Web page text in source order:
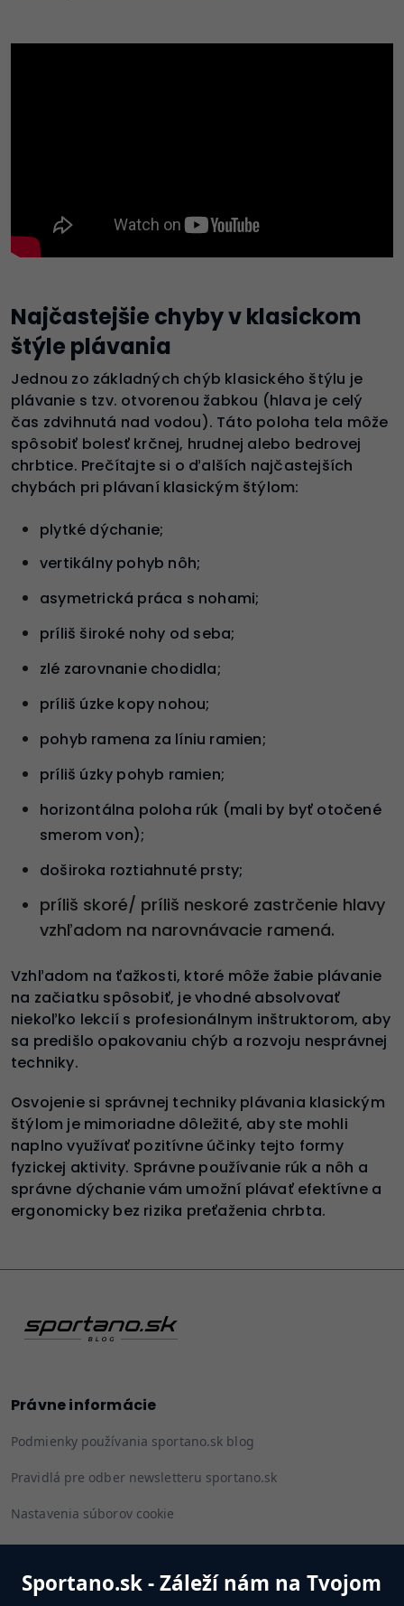
Sportano.sk - Záleží nám na Tvojom
Najčastejšie chyby v klasickom
štýle plávania
Jednou zo základných chýb klasického štýlu je
plávanie s tzv. otvorenou žabkou (hlava je celý
čas zdvihnutá nad vodou). Táto poloha tela môže
spôsobiť bolesť krčnej, hrudnej alebo bedrovej
chrbtice. Prečítajte si o ďalších najčastejších
chybách pri plávaní klasickým štýlom:
plytké dýchanie;
vertikálny pohyb nôh;
asymetrická práca s nohami;
príliš široké nohy od seba;
zlé zarovnanie chodidla;
príliš úzke kopy nohou;
pohyb ramena za líniu ramien;
príliš úzky pohyb ramien;
horizontálna poloha rúk (mali by byť otočené
smerom von);
doširoka roztiahnuté prsty;
príliš skoré/ príliš neskoré zastrčenie hlavy
vzhľadom na narovnávacie ramená.
Vzhľadom na ťažkosti, ktoré môže žabie plávanie
na začiatku spôsobiť, je vhodné absolvovať
niekoľko lekcií s profesionálnym inštruktorom, aby
sa predišlo opakovaniu chýb a rozvoju nesprávnej
techniky.
Osvojenie si správnej techniky plávania klasickým
štýlom je mimoriadne dôležité, aby ste mohli
naplno využívať pozitívne účinky tejto formy
fyzickej aktivity. Správne používanie rúk a nôh a
správne dýchanie vám umožní plávať efektívne a
ergonomicky bez rizika preťaženia chrbta.
Právne informácie
Podmienky používania sportano.sk blog
Pravidlá pre odber newsletteru sportano.sk
Nastavenia súborov cookie
Sledujte nás